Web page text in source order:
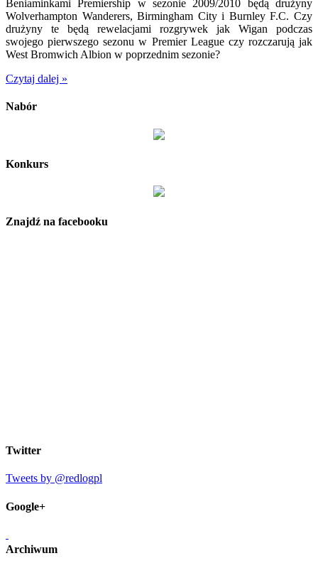
Beniaminkami Premiership w sezonie 2009/2010 będą drużyny
Wolverhampton Wanderers, Birmingham City i Burnley F.C. Czy
drużyny te będą rewelacjami rozgrywek jak Wigan podczas
swojego pierwszego sezonu w Premier League czy rozczarują jak
West Bromwich Albion w poprzednim sezonie?
Czytaj dalej »
Nabór
Konkurs
Znajdź na facebooku
Twitter
Tweets by @redlogpl
Google+
Archiwum